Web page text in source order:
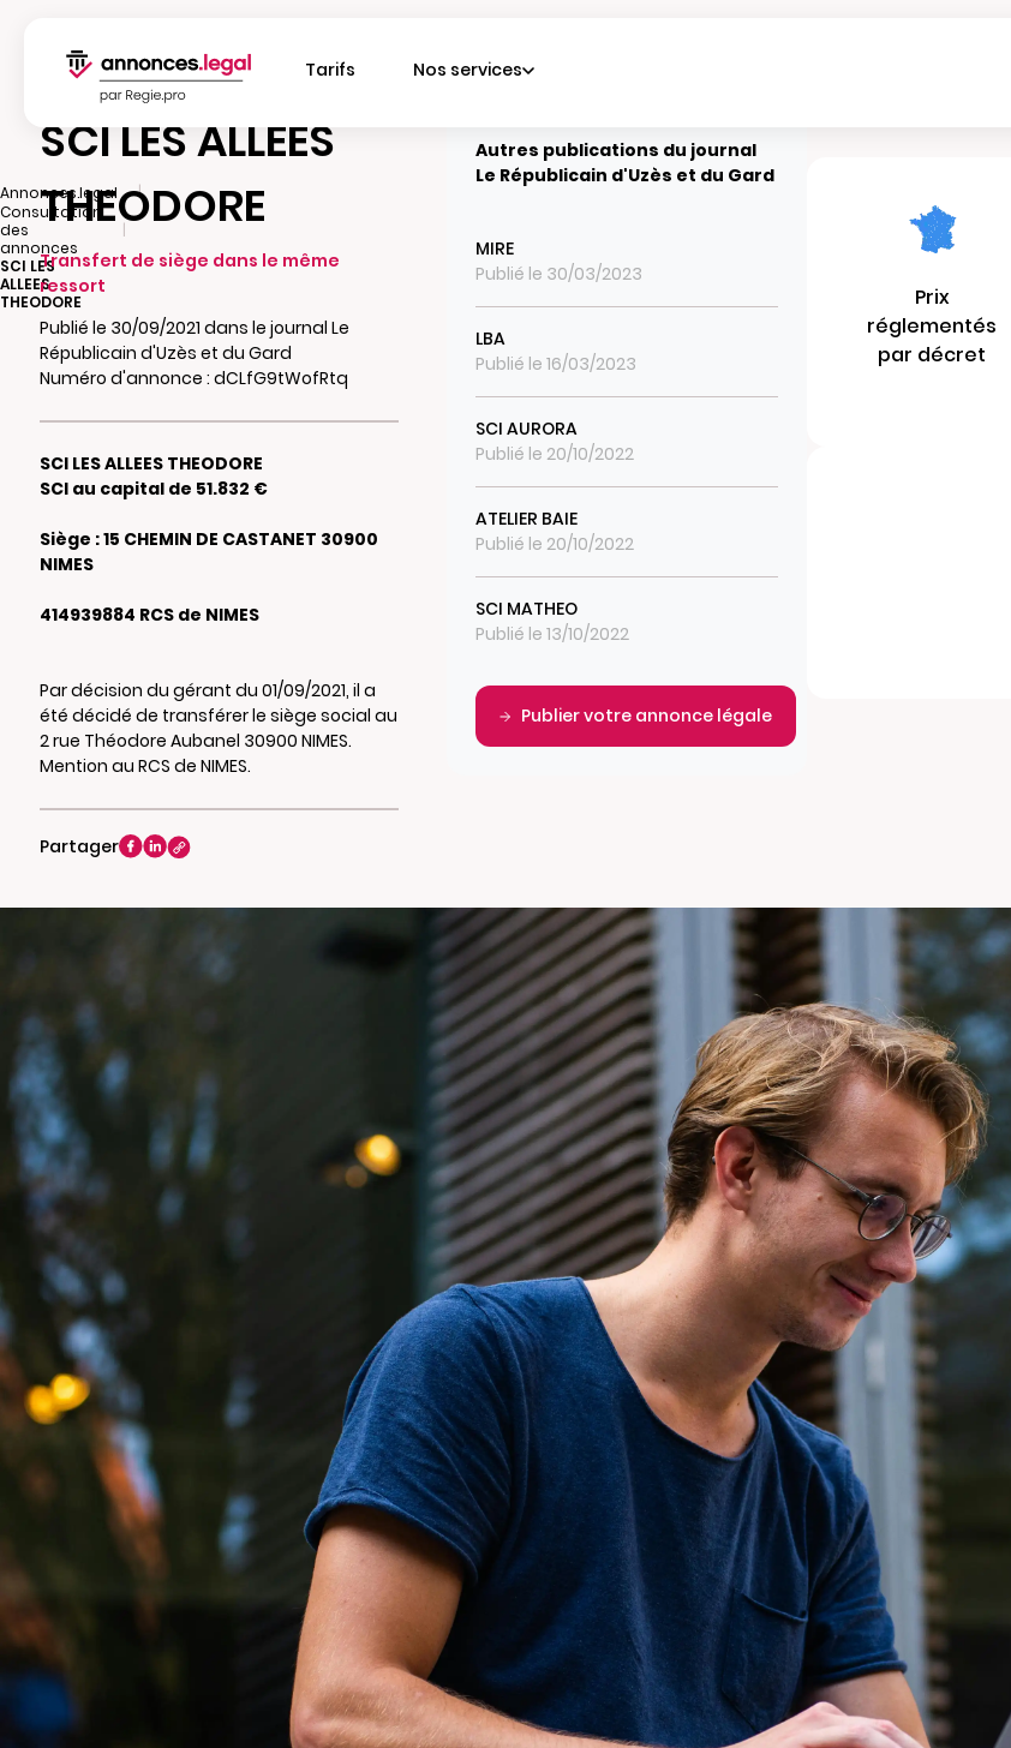
Tarifs Nos services
Annonces.legal
|
Consultation
des
annonces
|
SCI LES
ALLEES
THEODORE
SCI LES ALLEES
THEODORE
Transfert de siège dans le même
ressort
Publié le 30/09/2021 dans le journal Le
Républicain d'Uzès et du Gard
Numéro d'annonce : dCLfG9tWofRtq
SCI LES ALLEES THEODORE
SCI au capital de 51.832 €
Siège : 15 CHEMIN DE CASTANET 30900
NIMES
414939884 RCS de NIMES
Par décision du gérant du 01/09/2021, il a
été décidé de transférer le siège social au
2 rue Théodore Aubanel 30900 NIMES.
Mention au RCS de NIMES.
Partager
Autres publications du journal
Le Républicain d'Uzès et du Gard
MIRE
Publié le 30/03/2023
LBA
Publié le 16/03/2023
SCI AURORA
Publié le 20/10/2022
ATELIER BAIE
Publié le 20/10/2022
SCI MATHEO
Publié le 13/10/2022
Publier votre annonce légale
Prix
réglementés
par décret